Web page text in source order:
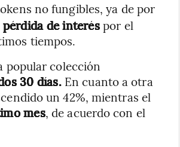
no fungibles, ya de por
pérdida de interéspor el
tiempos.
popular colección
30 días.En cuanto a otra
un 42%, mientras el
mes, de acuerdo con el